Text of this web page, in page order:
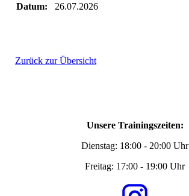
Datum:
26.07.2026
Zurück zur Übersicht
Unsere Trainingszeiten:
Dienstag: 18:00 - 20:00 Uhr
Freitag: 17:00 - 19:00 Uhr